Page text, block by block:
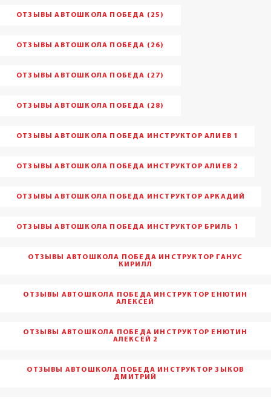
ОТЗЫВЫ АВТОШКОЛА ПОБЕДА (25)
ОТЗЫВЫ АВТОШКОЛА ПОБЕДА (26)
ОТЗЫВЫ АВТОШКОЛА ПОБЕДА (27)
ОТЗЫВЫ АВТОШКОЛА ПОБЕДА (28)
ОТЗЫВЫ АВТОШКОЛА ПОБЕДА ИНСТРУКТОР АЛИЕВ 1
ОТЗЫВЫ АВТОШКОЛА ПОБЕДА ИНСТРУКТОР АЛИЕВ 2
ОТЗЫВЫ АВТОШКОЛА ПОБЕДА ИНСТРУКТОР АРКАДИЙ
ОТЗЫВЫ АВТОШКОЛА ПОБЕДА ИНСТРУКТОР БРИЛЬ 1
ОТЗЫВЫ АВТОШКОЛА ПОБЕДА ИНСТРУКТОР ГАНУС
КИРИЛЛ
ОТЗЫВЫ АВТОШКОЛА ПОБЕДА ИНСТРУКТОР ЕНЮТИН
АЛЕКСЕЙ
ОТЗЫВЫ АВТОШКОЛА ПОБЕДА ИНСТРУКТОР ЕНЮТИН
АЛЕКСЕЙ 2
ОТЗЫВЫ АВТОШКОЛА ПОБЕДА ИНСТРУКТОР ЗЫКОВ
ДМИТРИЙ